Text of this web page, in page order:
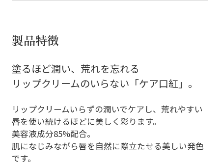
製品特徴
塗るほど潤い、荒れを忘れる
リップクリームのいらない「ケア口紅」。
リップクリームいらずの潤いでケアし、荒れやすい
唇を使い続けるほどに美しく彩ります。
美容液成分85%配合。
肌になじみながら唇を自然に際立たせる美しい発色
です。